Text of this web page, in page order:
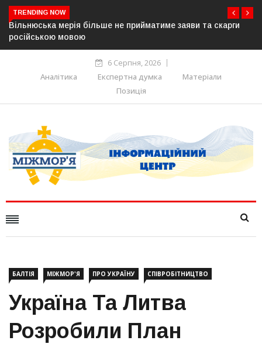
TRENDING NOW
та скарги
В Угорщині можуть обрати нового президента
серпня — фракція «Тиси»
6 Серпня, 2026
Аналітика
Експертна думка
Матеріали
Позиція
БАЛТІЯ МІЖМОР'Я ПРО УКРАЇНУ СПІВРОБІТНИЦТВО
Україна Та Литва
Розробили План